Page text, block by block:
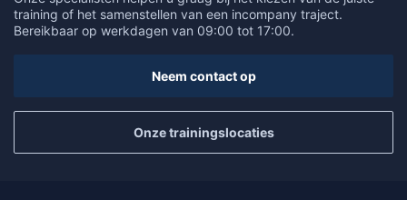
training of het samenstellen van een incompany traject.
Bereikbaar op werkdagen van 09:00 tot 17:00.
Neem contact op
Onze trainingslocaties